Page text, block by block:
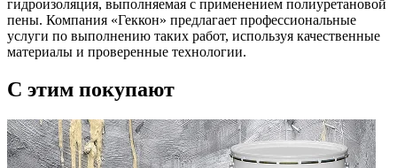
гидроизоляция, выполняемая с применением полиуретановой
пены. Компания «Геккон» предлагает профессиональные
услуги по выполнению таких работ, используя качественные
материалы и проверенные технологии.
C этим покупают